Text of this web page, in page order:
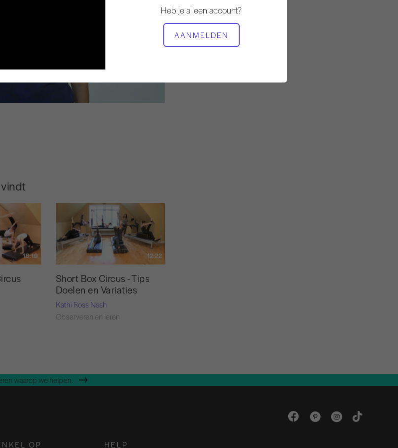
Heb je al een account?
AANMELDEN
BENODIGDE APPARATUUR
Hele studio
18:19 12:22
Short Box Circus - Tips
Doelen en Variaties
Kathi Ross Nash
Observeren en leren
waarop we helpen.
OP HELP